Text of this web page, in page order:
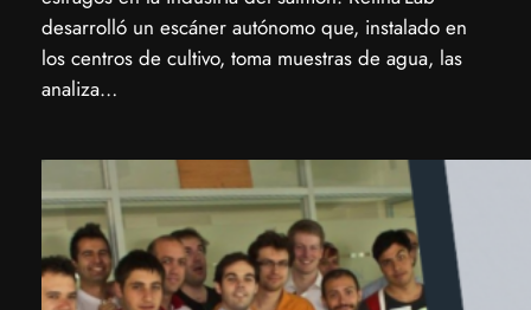
desarrolló un escáner autónomo que, instalado en
los centros de cultivo, toma muestras de agua, las
analiza…